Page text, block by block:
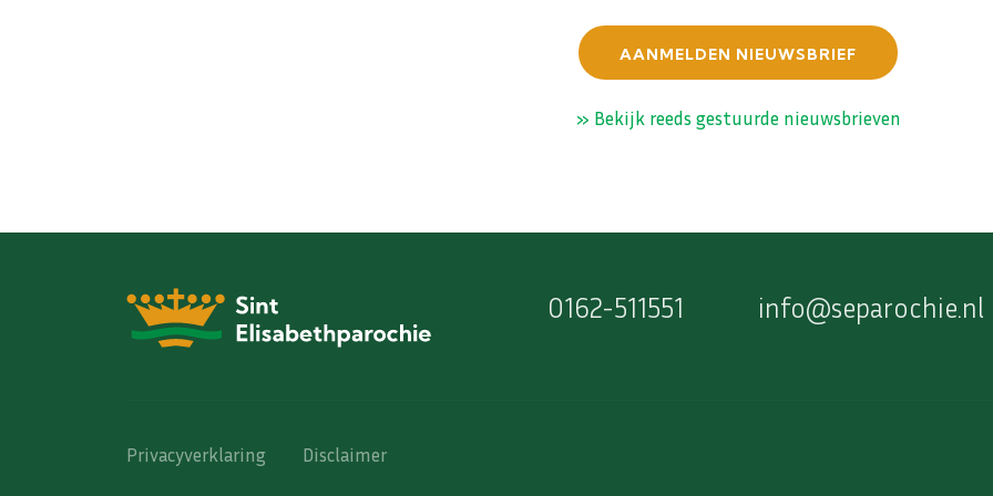
AANMELDEN NIEUWSBRIEF
» Bekijk reeds gestuurde nieuwsbrieven
0162-511551 info@separochie.nl
Privacyverklaring Disclaimer